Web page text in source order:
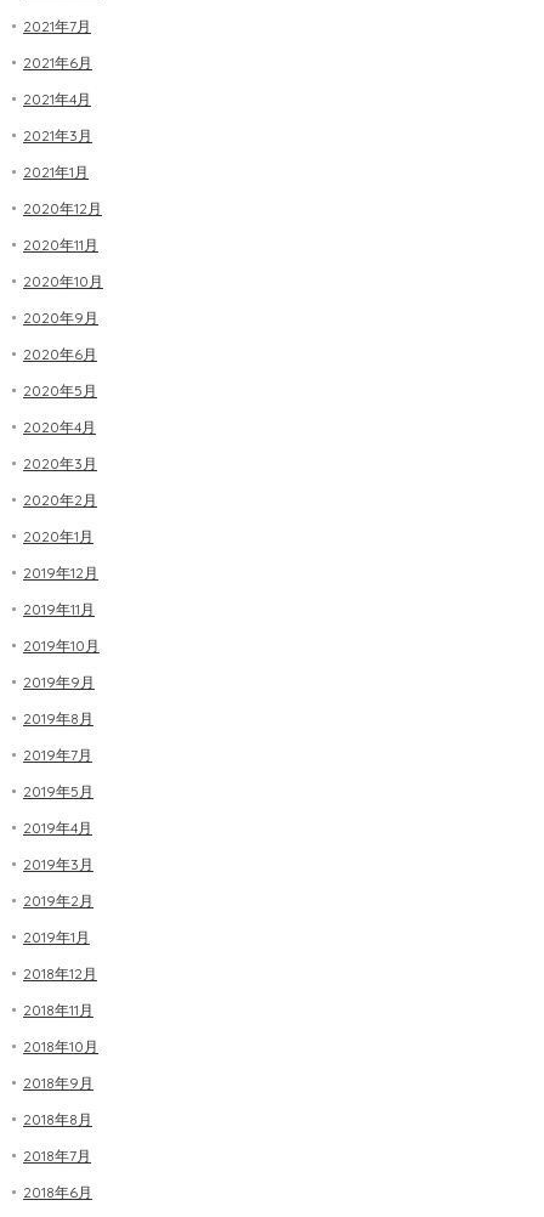
2021年7月
2021年6月
2021年4月
2021年3月
2021年1月
2020年12月
2020年11月
2020年10月
2020年9月
2020年6月
2020年5月
2020年4月
2020年3月
2020年2月
2020年1月
2019年12月
2019年11月
2019年10月
2019年9月
2019年8月
2019年7月
2019年5月
2019年4月
2019年3月
2019年2月
2019年1月
2018年12月
2018年11月
2018年10月
2018年9月
2018年8月
2018年7月
2018年6月